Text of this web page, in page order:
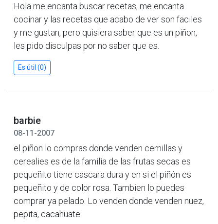
Hola me encanta buscar recetas, me encanta
cocinar y las recetas que acabo de ver son faciles
y me gustan, pero quisiera saber que es un piñon,
les pido disculpas por no saber que es.
Es útil (0)
barbie
08-11-2007
el piñon lo compras donde venden cemillas y
cerealies es de la familia de las frutas secas es
pequeñito tiene cascara dura y en si el piñón es
pequeñito y de color rosa. Tambien lo puedes
comprar ya pelado. Lo venden donde venden nuez,
pepita, cacahuate